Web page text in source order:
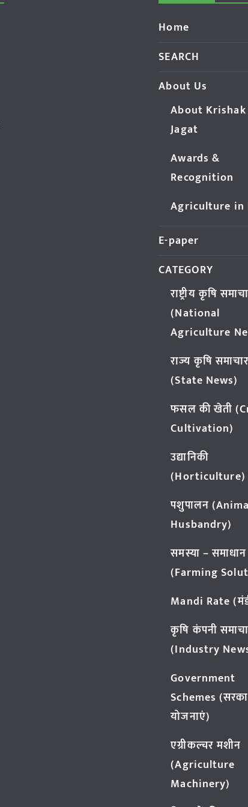
Home
SEARCH
About Us
About Krishak
Jagat
Awards &
Recognition
Agriculture in
E-paper
CATEGORY
राष्ट्रीय कृषि
(National
Agriculture
राज्य कृषि समाचार
(State News)
फसल की खेती
Cultivation)
उद्यानिकी
(Horticulture)
पशुपालन
Husbandry)
समस्या – समाधान
(Farming
Mandi Rate
कृषि कंपनी
(Industry
Government
Schemes
योजनाएं)
एग्रीकल्चर मशीन
(Agriculture
Machinery)